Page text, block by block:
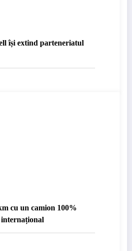
își extind parteneriatul
cu un camion 100%